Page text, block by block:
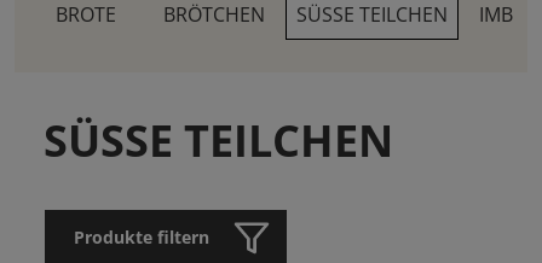
BROTE BRÖTCHEN SÜSSE TEILCHEN
SÜSSE TEILCHEN
Produkte filtern